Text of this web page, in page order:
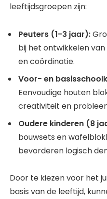
leeftijdsgroepen zijn:
Peuters (1-3 jaar):
bij het ontwikkelen
en coördinatie.
Voor- en
Eenvoudige houten
creativiteit en
Oudere kinderen (8
bouwsets en
bevorderen logisch
Door te kiezen voor het
basis van de leeftijd,